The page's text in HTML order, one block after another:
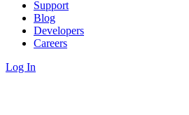
Support
Blog
Developers
Careers
Log In